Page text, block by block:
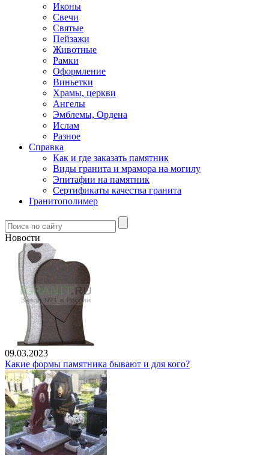
Иконы
Свечи
Святые
Пейзажи
Животные
Рамки
Оформление
Виньетки
Храмы, церкви
Ангелы
Эмблемы, Ордена
Ислам
Разное
Справка
Как и где заказать памятник
Виды гранита и мрамора на могилу
Эпитафии на памятник
Сертификаты качества гранита
Гранитополимер
Новости
09.03.2023
Какие формы памятника бывают и для кого?